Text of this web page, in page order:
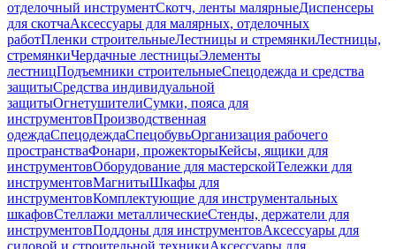
отделочный инструментСкотч, ленты малярныеДиспенсеры
для скотчаАксессуары для малярных, отделочных
работПленки строительныеЛестницы и стремянкиЛестницы,
стремянкиЧердачные лестницыЭлементы
лестницПодъемники строительныеСпецодежда и средства
защитыСредства индивидуальной
защитыОгнетушителиСумки, пояса для
инструментовПроизводственная
одеждаСпецодеждаСпецобувьОрганизация рабочего
пространстваФонари, прожекторыКейсы, ящики для
инструментовОборудование для мастерскойТележки для
инструментовМагнитыШкафы для
инструментовКомплектующие для инструментальных
шкафовСтеллажи металлическиеСтенды, держатели для
инструментовПоддоны для инструментовАксессуары для
силовой и строительной техникиАксессуары для